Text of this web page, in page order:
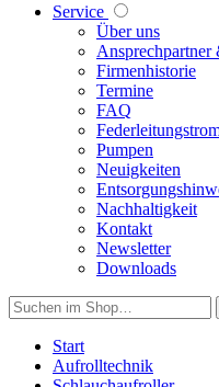
Service
Über uns
Firmenhistorie
Termine
FAQ
Pumpen
Neuigkeiten
Nachhaltigkeit
Kontakt
Newsletter
Downloads
Start
Aufrolltechnik